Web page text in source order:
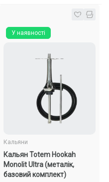
У наявності
Кальяни
Кальян Totem Hookah
Monolit Ultra (металік,
базовий комплект)